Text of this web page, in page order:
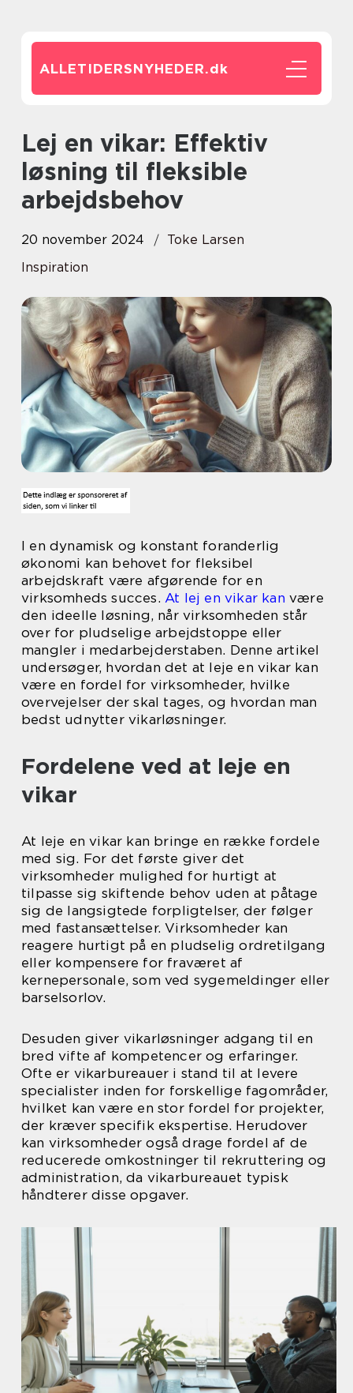
ALLETIDERSNYHEDER.dk
Lej en vikar: Effektiv
løsning til fleksible
arbejdsbehov
20 november 2024
Toke Larsen
Inspiration
I en dynamisk og konstant foranderlig
økonomi kan behovet for fleksibel
arbejdskraft være afgørende for en
virksomheds succes. At lej en vikar kan være
den ideelle løsning, når virksomheden står
over for pludselige arbejdstoppe eller
mangler i medarbejderstaben. Denne artikel
undersøger, hvordan det at leje en vikar kan
være en fordel for virksomheder, hvilke
overvejelser der skal tages, og hvordan man
bedst udnytter vikarløsninger.
Fordelene ved at leje en
vikar
At leje en vikar kan bringe en række fordele
med sig. For det første giver det
virksomheder mulighed for hurtigt at
tilpasse sig skiftende behov uden at påtage
sig de langsigtede forpligtelser, der følger
med fastansættelser. Virksomheder kan
reagere hurtigt på en pludselig ordretilgang
eller kompensere for fraværet af
kernepersonale, som ved sygemeldinger eller
barselsorlov.
Desuden giver vikarløsninger adgang til en
bred vifte af kompetencer og erfaringer.
Ofte er vikarbureauer i stand til at levere
specialister inden for forskellige fagområder,
hvilket kan være en stor fordel for projekter,
der kræver specifik ekspertise. Herudover
kan virksomheder også drage fordel af de
reducerede omkostninger til rekruttering og
administration, da vikarbureauet typisk
håndterer disse opgaver.